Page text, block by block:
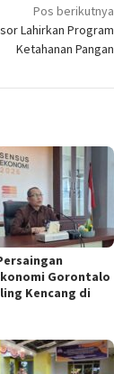
Pos berikutnya
Lahirkan Program
Ketahanan Pangan
Gorontalo
Kencang di